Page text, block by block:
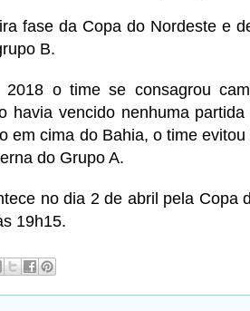
fase da Copa do Nordeste e
B.
2018 o time se consagrou
havia vencido nenhuma
em cima do Bahia, o time
do Grupo A.
no dia 2 de abril pela Copa
19h15.